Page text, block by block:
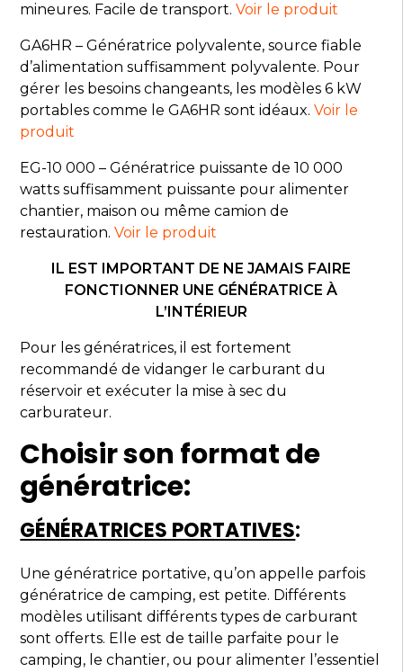
mineures. Facile de transport.Voir le produit
GA6HR – Génératrice polyvalente, source fiable
d’alimentation suffisamment polyvalente. Pour
gérer les besoins changeants, les modèles 6 kW
portables comme le GA6HR sont idéaux.Voir le
produit
EG-10 000 – Génératrice puissante de 10 000
watts suffisamment puissante pour alimenter
chantier, maison ou même camion de
restauration.Voir le produit
IL EST IMPORTANT DE NE JAMAIS FAIRE
FONCTIONNER UNE GÉNÉRATRICE À
L’INTÉRIEUR
Pour les génératrices, il est fortement
recommandé de vidanger le carburant du
réservoir et exécuter la mise à sec du
carburateur.
Choisir son format de
génératrice:
GÉNÉRATRICES PORTATIVES:
Une génératrice portative, qu’on appelle parfois
génératrice de camping, est petite. Différents
modèles utilisant différents types de carburant
sont offerts. Elle est de taille parfaite pour le
camping, le chantier, ou pour alimenter l’essentiel